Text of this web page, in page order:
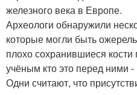
железного века в Европе.
Археологи обнаружили
которые могли быть
плохо сохранившиеся кости
учёным кто это перед ними
Одни считают, что